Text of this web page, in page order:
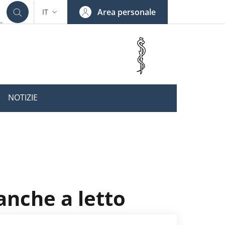
SELETTORE LINGUA: CURRENT LANGUAGE
IT Area personale
NOTIZIE
a letto